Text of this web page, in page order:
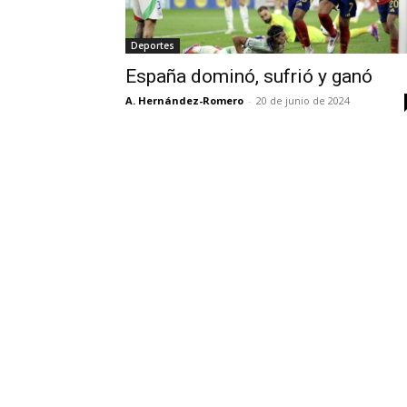
Deportes
España dominó, sufrió y ganó
A. Hernández-Romero - 20 de junio de 2024